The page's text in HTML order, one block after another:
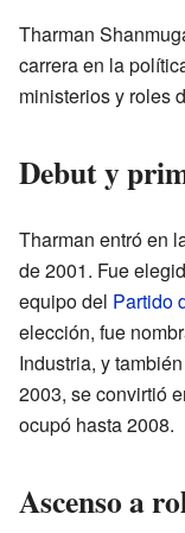
Tharman
carrera en la
ministerios y roles
Debut y
Tharman entró en
de 2001. Fue
equipo del Partido
elección, fue
Industria, y
2003, se convirtió
ocupó hasta 2008.
Ascenso a